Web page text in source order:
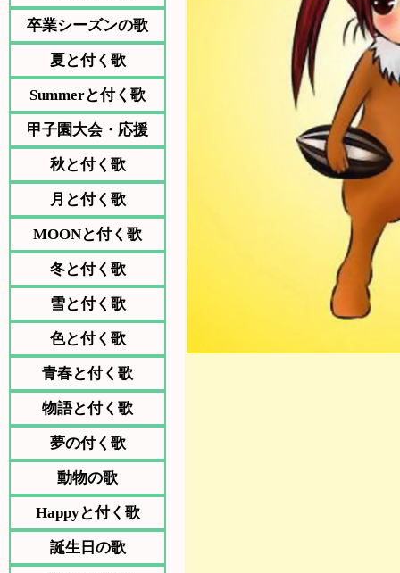
卒業シーズンの歌
夏と付く歌
Summerと付く歌
甲子園大会・応援
秋と付く歌
月と付く歌
MOONと付く歌
冬と付く歌
雪と付く歌
色と付く歌
青春と付く歌
物語と付く歌
夢の付く歌
動物の歌
Happyと付く歌
誕生日の歌